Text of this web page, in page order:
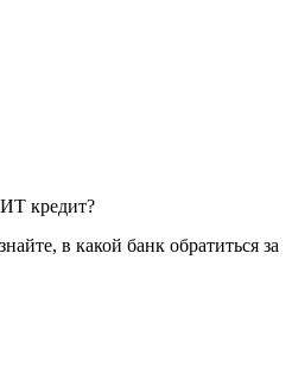
кредит?
в какой банк обратиться за